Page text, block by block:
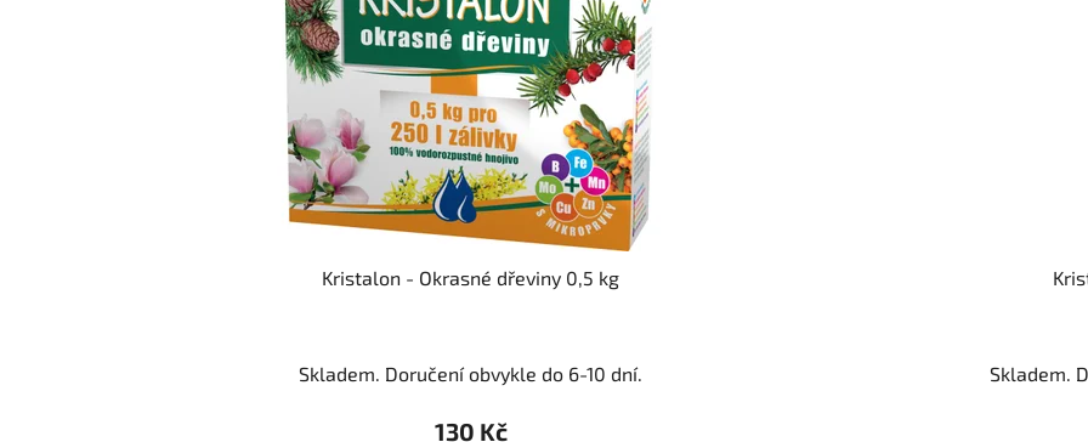
Kristalon - Okrasné dřeviny 0,5 kg
Skladem. Doručení obvykle do 6-10 dní.
130 Kč
Skladem.